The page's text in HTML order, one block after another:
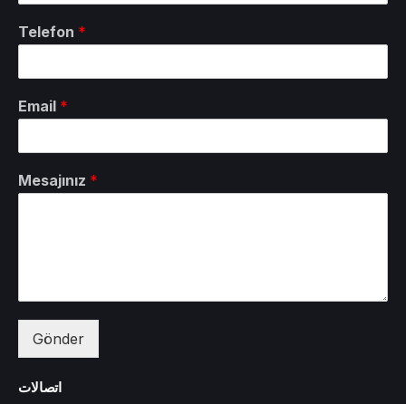
Telefon *
Email *
Mesajınız *
Gönder
اتصالات